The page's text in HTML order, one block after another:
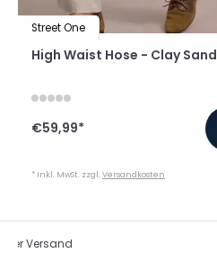
Street One
High Waist Hose - Clay Sand
€59,99*
* Inkl. MwSt. zzgl.Versandkosten
Versand